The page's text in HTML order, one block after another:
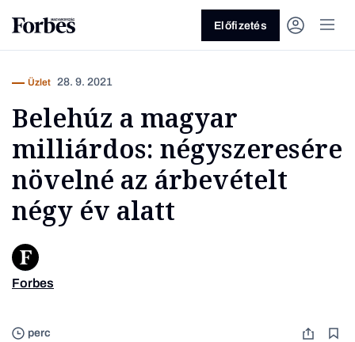
Vagy fedezze fel a következő
Előfizetés
perc
Üzlet 28. 9. 2021
Belehúz a magyar
milliárdos: négyszeresére
növelné az árbevételt
négy év alatt
Forbes